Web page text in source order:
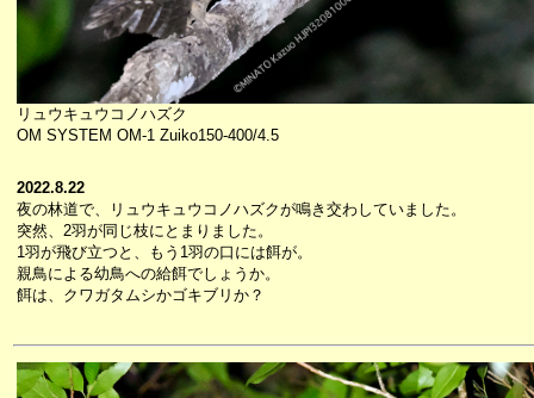
リュウキュウコノハズク
OM SYSTEM OM-1 Zuiko150-400/4.5
2022.8.22
夜の林道で、リュウキュウコノハズクが鳴き交わしていました。
突然、2羽が同じ枝にとまりました。
1羽が飛び立つと、もう1羽の口には餌が。
親鳥による幼鳥への給餌でしょうか。
餌は、クワガタムシかゴキブリか？